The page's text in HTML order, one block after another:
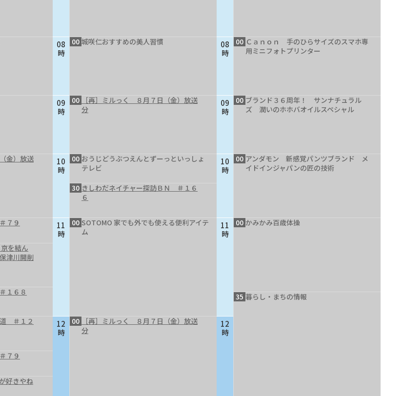
金）放送
７９
を結ん
津川開削
１６８
道 ＃１２
７９
好きやね
08
時
09
時
10
時
11
時
12
時
00 城咲仁おすすめの美人習慣
00
［再］ミルっく ８月７日（金）放送
分
00 おうじどうぶつえんとずーっといっしょ
テレビ
30 きしわだネイチャー探訪ＢＮ ＃１６
６
00 SOTOMO 家でも外でも使える便利アイテ
ム
00
［再］ミルっく ８月７日（金）放送
分
08
時
09
時
10
時
11
時
12
時
00 Ｃａｎｏｎ 手のひらサイズのスマホ専
用ミニフォトプリンター
00 ブランド３６周年！ サンナチュラル
ズ 潤いのホホバオイルスペシャル
00 アンダモン 新感覚パンツブランド メ
イドインジャパンの匠の技術
00 かみかみ百歳体操
35 暮らし・まちの情報